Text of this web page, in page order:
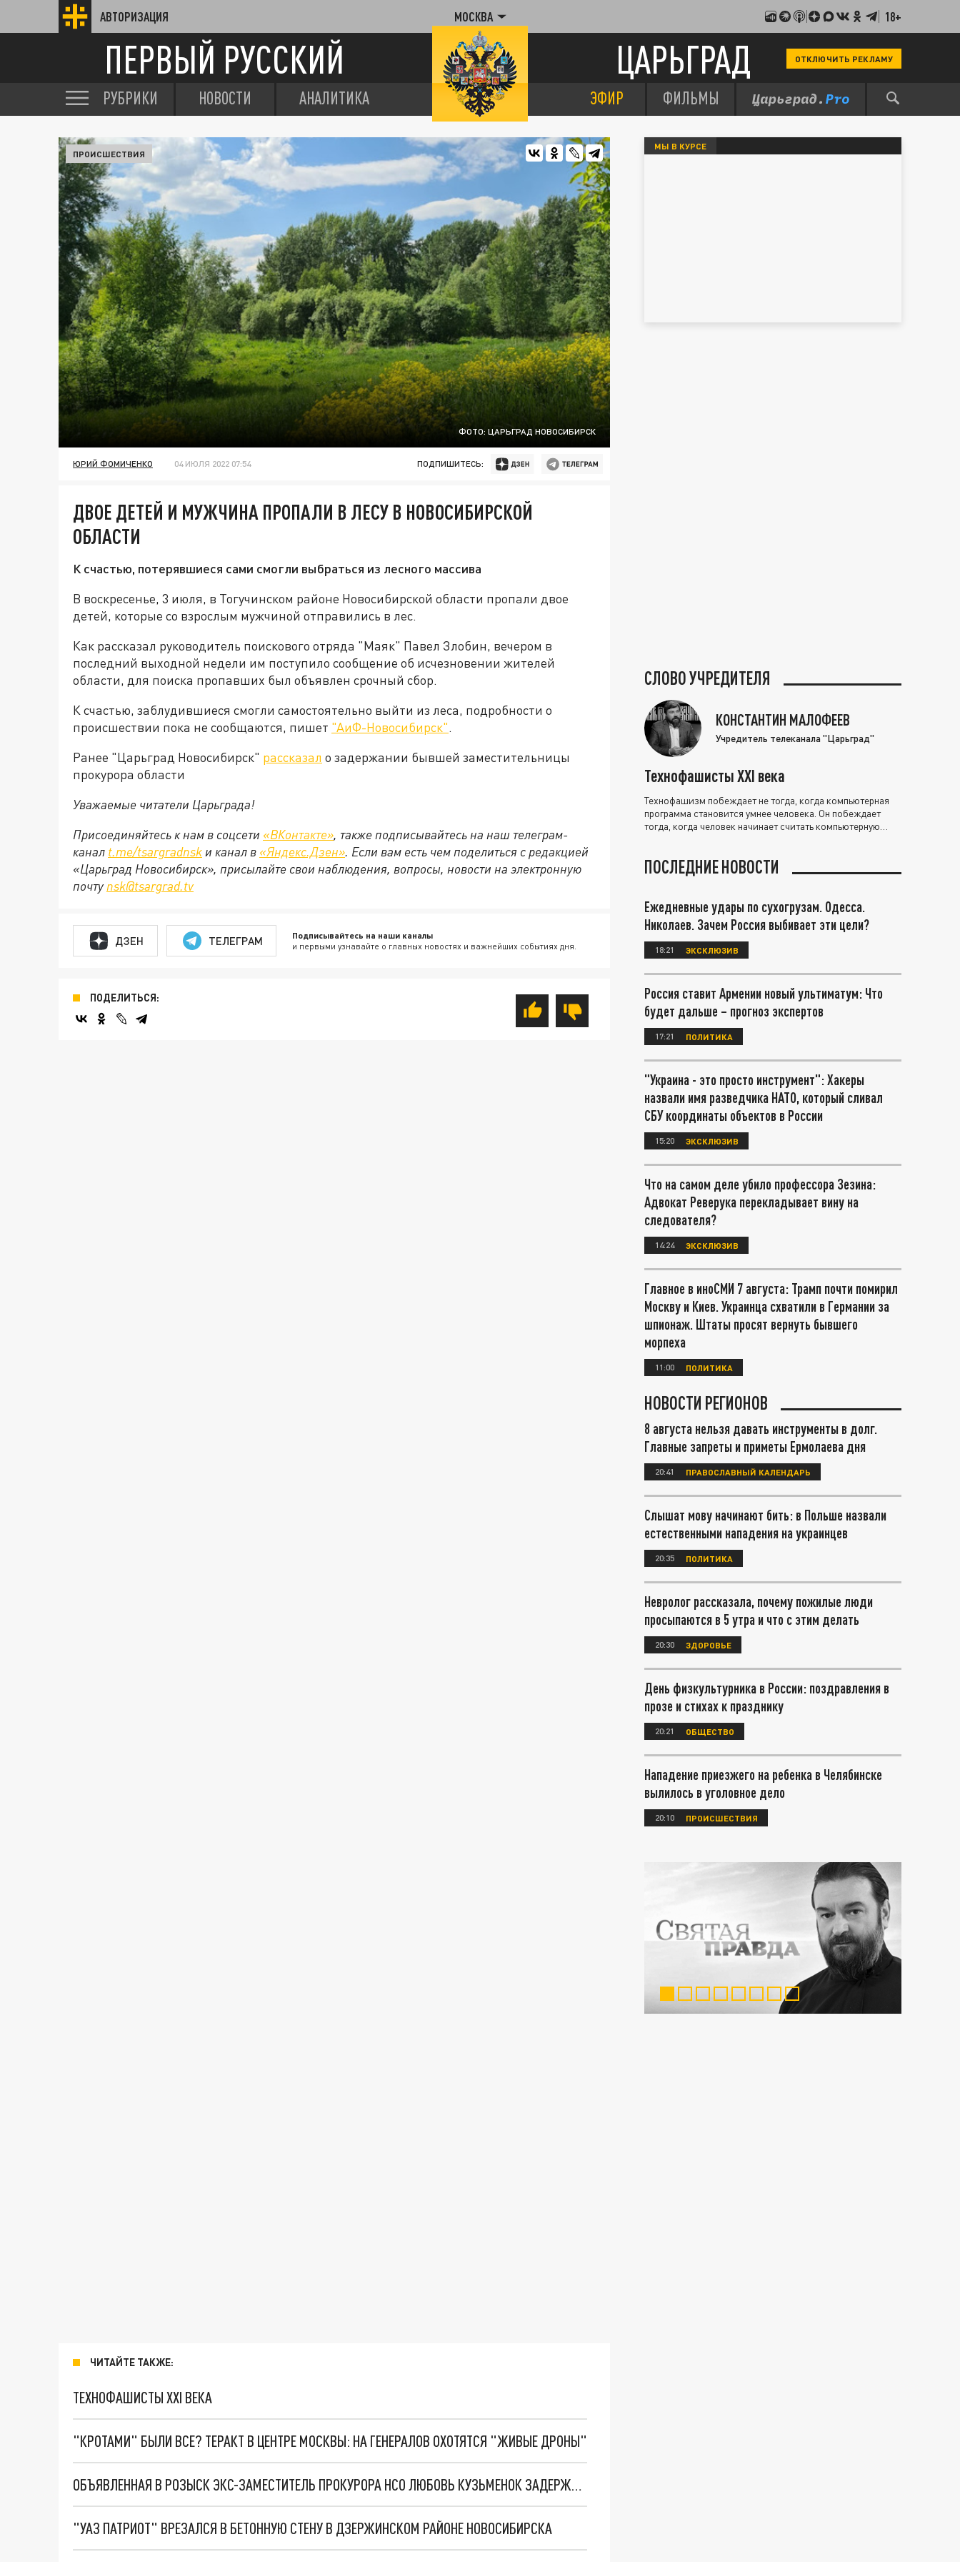
АВТОРИЗАЦИЯ МОСКВА 18+
ПЕРВЫЙ РУССКИЙ ЦАРЬГРАД ОТКЛЮЧИТЬ РЕКЛАМУ
РУБРИКИ НОВОСТИ АНАЛИТИКА ЭФИР ФИЛЬМЫ
ФОТО: ЦАРЬГРАД НОВОСИБИРСК
ПРОИСШЕСТВИЯ
ЮРИЙ ФОМИЧЕНКО 04 ИЮЛЯ 2022 07:54 ПОДПИШИТЕСЬ:
ДВОЕ ДЕТЕЙ И МУЖЧИНА ПРОПАЛИ В ЛЕСУ В НОВОСИБИРСКОЙ
ОБЛАСТИ
К счастью, потерявшиеся сами смогли выбраться из лесного массива
В воскресенье, 3 июля, в Тогучинском районе Новосибирской области пропали двое
детей, которые со взрослым мужчиной отправились в лес.
Как рассказал руководитель поискового отряда "Маяк" Павел Злобин, вечером в
последний выходной недели им поступило сообщение об исчезновении жителей
области, для поиска пропавших был объявлен срочный сбор.
К счастью, заблудившиеся смогли самостоятельно выйти из леса, подробности о
происшествии пока не сообщаются, пишет "АиФ-Новосибирск".
Ранее "Царьград Новосибирск" рассказал о задержании бывшей заместительницы
прокурора области
Уважаемые читатели Царьграда!
Присоединяйтесь к нам в соцсети «ВКонтакте», также подписывайтесь на наш телеграм-
канал t.me/tsargradnsk и канал в «Яндекс.Дзен». Если вам есть чем поделиться с редакцией
«Царьград Новосибирск», присылайте свои наблюдения, вопросы, новости на электронную
почту nsk@tsargrad.tv
ДЗЕН ТЕЛЕГРАМ Подписывайтесь на наши каналы
и первыми узнавайте о главных новостях и важнейших событиях дня.
ПОДЕЛИТЬСЯ:
ЧИТАЙТЕ ТАКЖЕ:
ТЕХНОФАШИСТЫ XXI ВЕКА
"КРОТАМИ" БЫЛИ ВСЕ? ТЕРАКТ В ЦЕНТРЕ МОСКВЫ: НА ГЕНЕРАЛОВ ОХОТЯТСЯ "ЖИВЫЕ ДРОНЫ"
ОБЪЯВЛЕННАЯ В РОЗЫСК ЭКС-ЗАМЕСТИТЕЛЬ ПРОКУРОРА НСО ЛЮБОВЬ КУЗЬМЕНОК ЗАДЕРЖАНА В МОСКВЕ
"УАЗ ПАТРИОТ" ВРЕЗАЛСЯ В БЕТОННУЮ СТЕНУ В ДЗЕРЖИНСКОМ РАЙОНЕ НОВОСИБИРСКА
МЫ В КУРСЕ
СЛОВО УЧРЕДИТЕЛЯ
КОНСТАНТИН МАЛОФЕЕВ
Учредитель телеканала "Царьград"
Технофашисты XXI века
Технофашизм побеждает не тогда, когда компьютерная
программа становится умнее человека. Он побеждает
тогда, когда человек начинает считать компьютерную
ПОСЛЕДНИЕ НОВОСТИ
Ежедневные удары по сухогрузам. Одесса.
Николаев. Зачем Россия выбивает эти цели?
18:21 ЭКСКЛЮЗИВ
Россия ставит Армении новый ультиматум: Что
будет дальше – прогноз экспертов
17:21 ПОЛИТИКА
"Украина - это просто инструмент": Хакеры
назвали имя разведчика НАТО, который сливал
СБУ координаты объектов в России
15:20 ЭКСКЛЮЗИВ
Что на самом деле убило профессора Зезина:
Адвокат Реверука перекладывает вину на
следователя?
14:24 ЭКСКЛЮЗИВ
Главное в иноСМИ 7 августа: Трамп почти помирил
Москву и Киев. Украинца схватили в Германии за
шпионаж. Штаты просят вернуть бывшего
морпеха
11:00 ПОЛИТИКА
НОВОСТИ РЕГИОНОВ
8 августа нельзя давать инструменты в долг.
Главные запреты и приметы Ермолаева дня
20:41 ПРАВОСЛАВНЫЙ КАЛЕНДАРЬ
Слышат мову начинают бить: в Польше назвали
естественными нападения на украинцев
20:35 ПОЛИТИКА
Невролог рассказала, почему пожилые люди
просыпаются в 5 утра и что с этим делать
20:30 ЗДОРОВЬЕ
День физкультурника в России: поздравления в
прозе и стихах к празднику
20:21 ОБЩЕСТВО
Нападение приезжего на ребенка в Челябинске
вылилось в уголовное дело
20:10 ПРОИСШЕСТВИЯ